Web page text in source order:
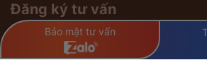
Đăng ký tư vấn
Bảo mật tư vấn